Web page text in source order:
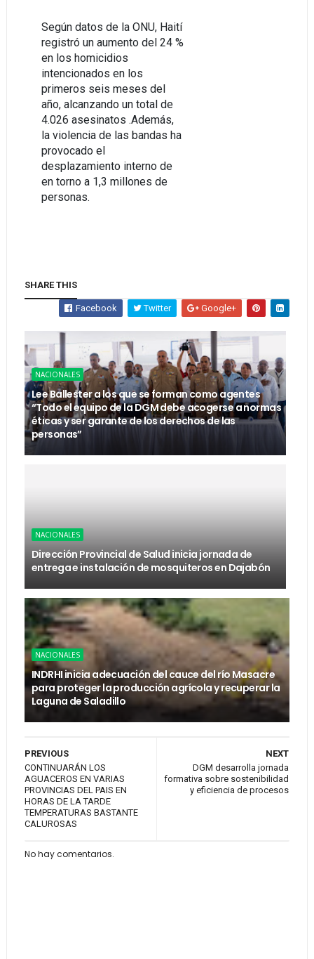
Según datos de la ONU, Haití
registró un aumento del 24 %
en los homicidios
intencionados en los
primeros seis meses del
año, alcanzando un total de
4.026 asesinatos .Además,
la violencia de las bandas ha
provocado el
desplazamiento interno de
en torno a 1,3 millones de
personas.
SHARE THIS
Facebook Twitter Google+
NACIONALES
Lee Ballester a los que se forman como agentes
“Todo el equipo de la DGM debe acogerse a normas
éticas y ser garante de los derechos de las
personas”
NACIONALES
Dirección Provincial de Salud inicia jornada de
entrega e instalación de mosquiteros en Dajabón
NACIONALES
INDRHI inicia adecuación del cauce del río Masacre
para proteger la producción agrícola y recuperar la
Laguna de Saladillo
NEXT
DGM desarrolla jornada
formativa sobre sostenibilidad
y eficiencia de procesos
PREVIOUS
CONTINUARÁN LOS
AGUACEROS EN VARIAS
PROVINCIAS DEL PAIS EN
HORAS DE LA TARDE
TEMPERATURAS BASTANTE
CALUROSAS
No hay comentarios.